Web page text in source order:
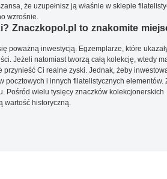
że uzupełnisz ją właśnie w sklepie
wzrośnie.
Znaczkopol.pl to znakomite
poważną inwestycją. Egzemplarze, które
Jeżeli natomiast tworzą całą kolekcję, wtedy
przynieść Ci realne zyski. Jednak, żeby
pocztowych i innych filatelistycznych elementów.
Pośród wielu tysięcy znaczków kolekcjonerskich
wartość historyczną.